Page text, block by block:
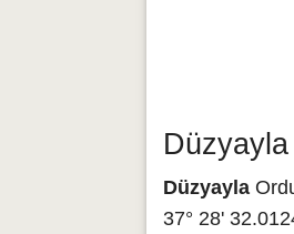
Düzyayla
37° 28'